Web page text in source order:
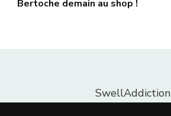
Bertoche demain au shop !
SwellAddiction